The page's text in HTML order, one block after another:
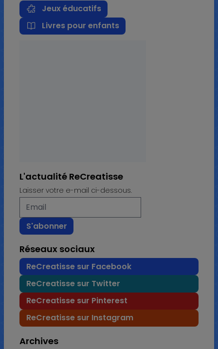
Jeux éducatifs
Livres pour enfants
L'actualité ReCreatisse
Laisser votre e-mail ci-dessous.
Réseaux sociaux
ReCreatisse sur Facebook
ReCreatisse sur Twitter
ReCreatisse sur Pinterest
ReCreatisse sur Instagram
Archives